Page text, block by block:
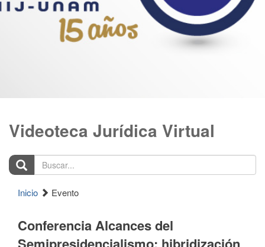
Videoteca Jurídica Virtual
Buscar...
Inicio Evento
Conferencia Alcances del